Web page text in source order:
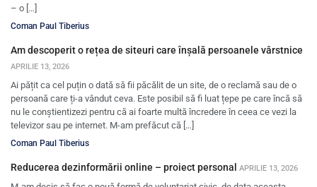
– o […]
Coman Paul Tiberius
Am descoperit o rețea de siteuri care înșală persoanele vârstnice
APRILIE 13, 2026
Ai pățit ca cel puțin o dată să fii păcălit de un site, de o reclamă sau de o
persoană care ți-a vândut ceva. Este posibil să fi luat țepe pe care încă să
nu le conștientizezi pentru că ai foarte multă încredere în ceea ce vezi la
televizor sau pe internet. M-am prefăcut că […]
Coman Paul Tiberius
Reducerea dezinformării online – proiect personal APRILIE 13, 2026